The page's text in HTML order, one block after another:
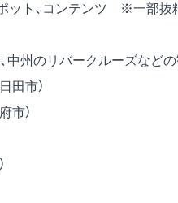
ット、コンテンツ ※一部抜
州のリバークルーズなどの
田市）
市）